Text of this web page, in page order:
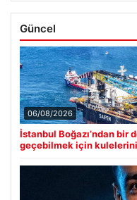
Güncel
06/08/2026
İstanbul Boğazı’ndan bir
geçebilmek için kulelerini